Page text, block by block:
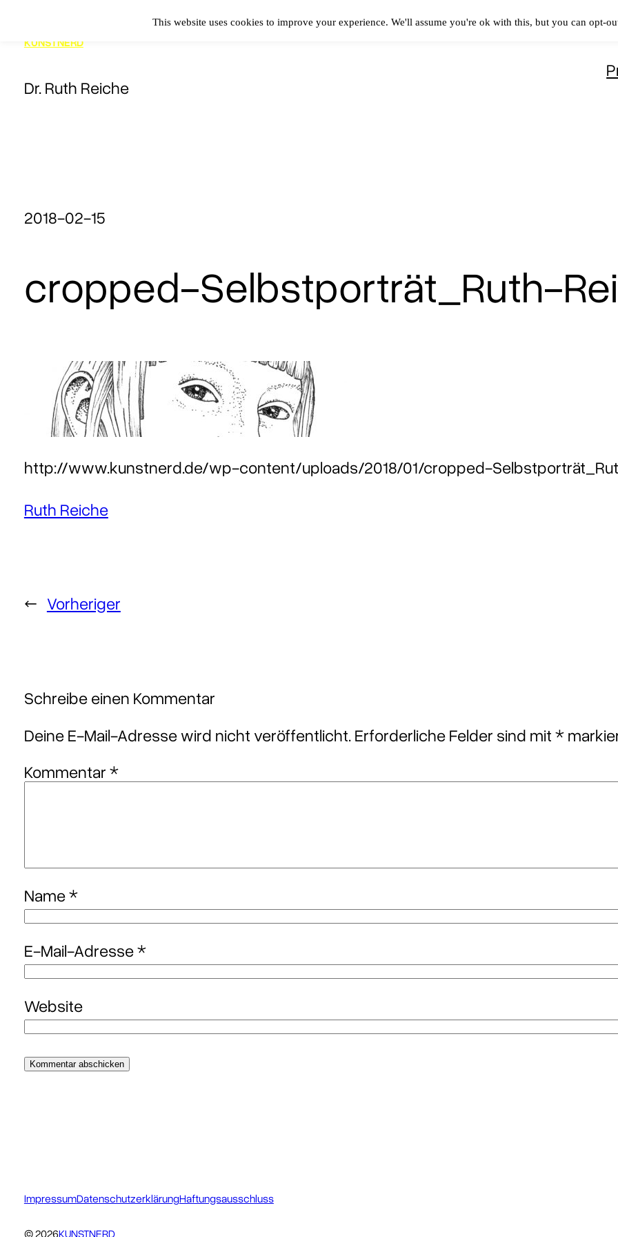
KUNSTNERD
Dr. Ruth Reiche
2018-02-15
cropped-Selbstporträt_Ruth-
http://www.kunstnerd.de/wp-content/uploads/2018/01/cropped-
Ruth Reiche
← Vorheriger
Schreibe einen Kommentar
Deine E-Mail-Adresse wird nicht veröffentlicht. Erforderliche Felder sind mit *
Kommentar *
Name*
E-Mail-Adresse*
Website
ImpressumDatenschutzerklärungHaftungsausschluss
© 2026KUNSTNERD
This website uses cookies to improve your experience. We'll assume you're ok with this, but you can opt-